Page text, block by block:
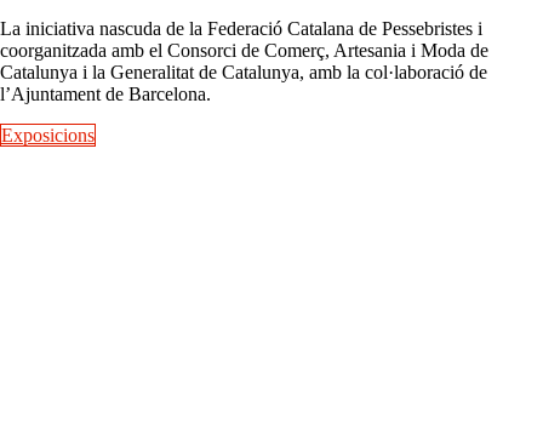
La iniciativa nascuda de la Federació Catalana de Pessebristes i
coorganitzada amb el Consorci de Comerç, Artesania i Moda de
Catalunya i la Generalitat de Catalunya, amb la col·laboració de
l’Ajuntament de Barcelona.
Exposicions